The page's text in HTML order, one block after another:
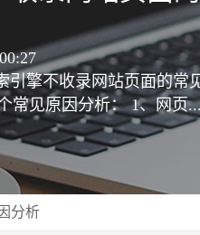
擎不收录网站页面的常
见原因分析： 1、网页
分析